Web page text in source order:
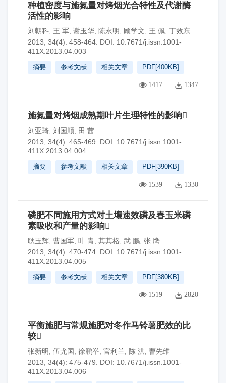
种植密度与施氮量对烤烟光合特性及代谢酶
活性的影响
刘朝科 王 军 谢玉华 陈永明 顾学文 王 佩 丁效东
2013, 34(4): 458-464. DOI: 10.7671/j.issn.1001-
411X.2013.04.003
摘要 参考文献 相关文章 PDF[400KB]
1417 1347
施氮量对烤烟成熟期叶片生理特性的影响
刘亚琦 刘国顺
田 茜
2013, 34(4): 465-469.
DOI: 10.7671/j.issn.1001-
411X.2013.04.004
摘要 参考文献 相关文章 PDF[390KB]
1539 1330
磷肥不同施用方式对土壤速效磷及春玉米磷
素吸收和产量的影响
耿玉辉 曹国军 叶 青 其其格 武 鹏 张 鹰
2013, 34(4): 470-474. DOI: 10.7671/j.issn.1001-
411X.2013.04.005
摘要 参考文献 相关文章 PDF[380KB]
1519 2820
平衡施肥与常规施肥对冬作马铃薯肥效的比
较
张新明 伍尤国 徐鹏举 官利兰 陈 洪 曹先维
2013, 34(4): 475-479.
DOI: 10.7671/j.issn.1001-
411X.2013.04.006